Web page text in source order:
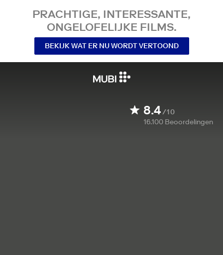
PRACHTIGE, INTERESSANTE,
ONGELOFELIJKE FILMS.
BEKIJK WAT ER NU WORDT VERTOOND
8.4/10
16.100 Beoordelingen